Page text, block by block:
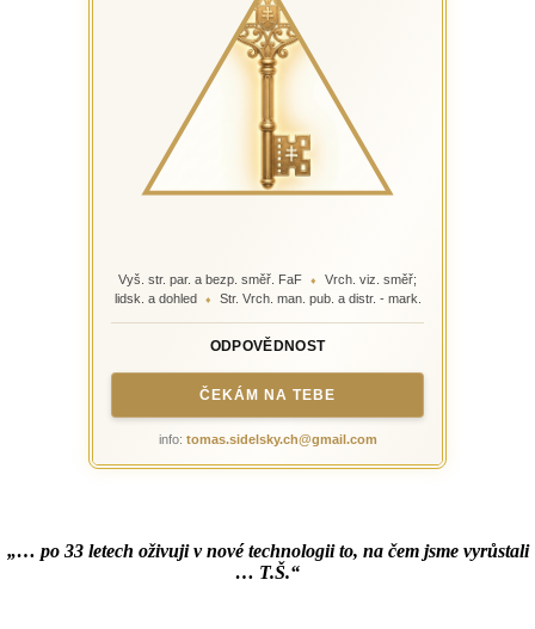
Vyš. str. par. a bezp. směř. FaF ♦
Vrch. viz. směř;
lidsk. a dohled
♦ Str. Vrch. man. pub. a distr. - mark.
ODPOVĚDNOST
ČEKÁM NA TEBE
info: tomas.sidelsky.ch@gmail.com
„… po 33 letech oživuji v nové technologii to, na čem jsme vyrůstali
… T.Š.“